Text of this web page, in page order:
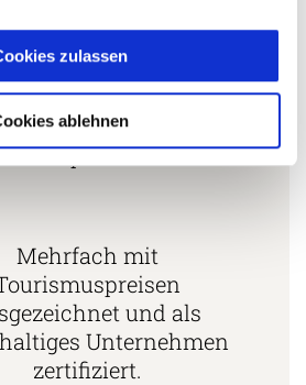
zulassen
ablehnen
Beratung durch
vielgereiste
Mehrfach mit
und als
Unternehmen
zertifiziert.